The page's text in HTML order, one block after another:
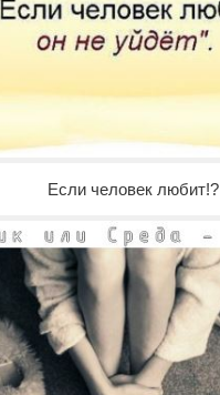
Если человек любит!?